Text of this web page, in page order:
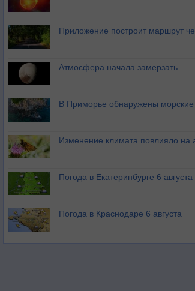
Приложение построит маршрут
Атмосфера начала замерзать
В Приморье обнаружены
Изменение климата повлияло на
Погода в Екатеринбурге 6 августа
Погода в Краснодаре 6 августа